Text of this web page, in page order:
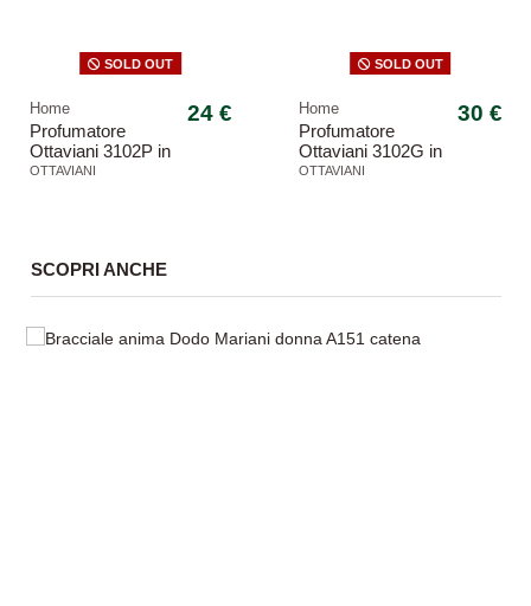
SOLD OUT
Home
Profumatore
Ottaviani 3102P in
porcellana
OTTAVIANI
24 €
SOLD OUT
Home
Profumatore
Ottaviani 3102G in
porcellana
OTTAVIANI
30 €
SCOPRI ANCHE